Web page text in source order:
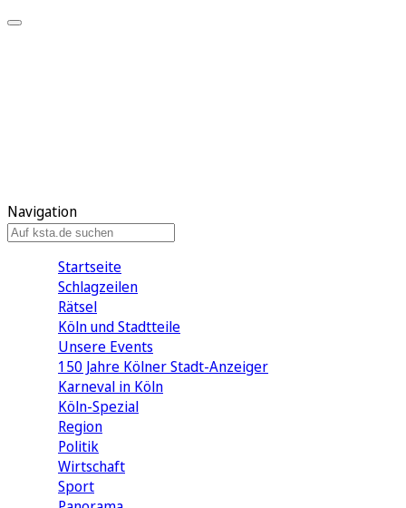
Navigation
Startseite
Schlagzeilen
Rätsel
Köln und Stadtteile
Unsere Events
150 Jahre Kölner Stadt-Anzeiger
Karneval in Köln
Köln-Spezial
Region
Politik
Wirtschaft
Sport